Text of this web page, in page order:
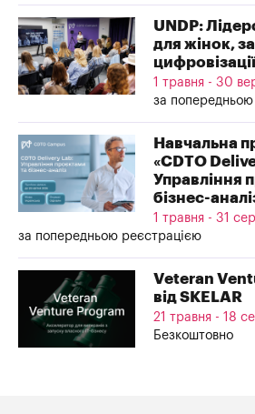
UNDP:
для жінок,
1 травня - 30
за
Навчальна
«CDTO
Управління
бізнес-
1 травня - 31
за попередньою реєстрацією
Veteran
від SKELAR
21 травня - 18
Безкоштовно